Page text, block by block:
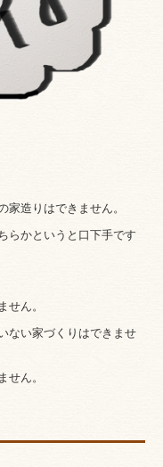
家造りはできません。
らかというと口下手です
せん。
ない家づくりはできませ
せん。